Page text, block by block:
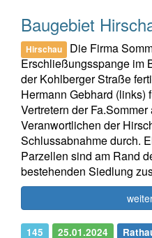
Baugebiet
Hirschau
Die Firma
Erschließungsspange im
der Kohlberger Straße
Hermann Gebhard (links)
Vertretern der
Veranwortlichen der
Schlussabnahme durch.
Parzellen sind am Rand
bestehenden Siedlung
145 25.01.2024